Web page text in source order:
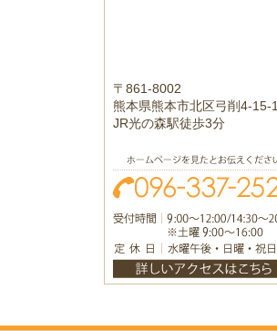
〒861-8002
熊本県熊本市北区弓削4-15-1
JR光の森駅徒歩3分